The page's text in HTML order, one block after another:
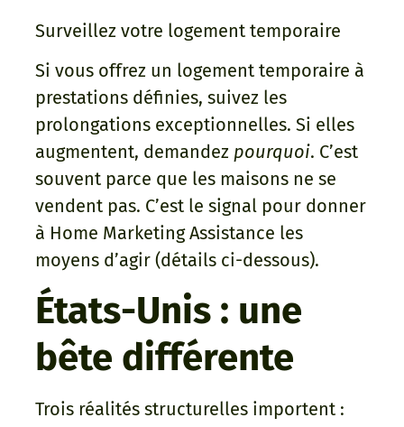
Surveillez votre logement temporaire
Si vous offrez un logement temporaire à
prestations définies, suivez les
prolongations exceptionnelles. Si elles
augmentent, demandez pourquoi. C’est
souvent parce que les maisons ne se
vendent pas. C’est le signal pour donner
à Home Marketing Assistance les
moyens d’agir (détails ci-dessous).
États-Unis : une
bête différente
Trois réalités structurelles importent :